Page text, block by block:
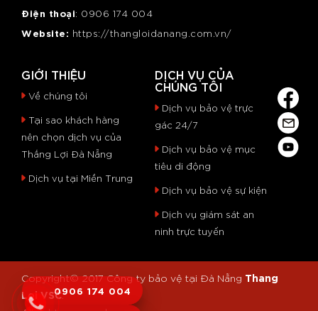
Điện thoại: 0906 174 004
Website: https://thangloidanang.com.vn/
GIỚI THIỆU
Về chúng tôi
Tại sao khách hàng
nên chọn dịch vụ của
Thắng Lợi Đà Nẵng
Dịch vụ tại Miền Trung
DỊCH VỤ CỦA
CHÚNG TÔI
Dịch vụ bảo vệ trực
gác 24/7
Dịch vụ bảo vệ mục
tiêu di động
Dịch vụ bảo vệ sự kiện
Dịch vụ giám sát an
ninh trực tuyến
Copyright© 2017Công ty bảo vệ tại Đà Nẵng Thang
Loi VSC.
0906 174 004